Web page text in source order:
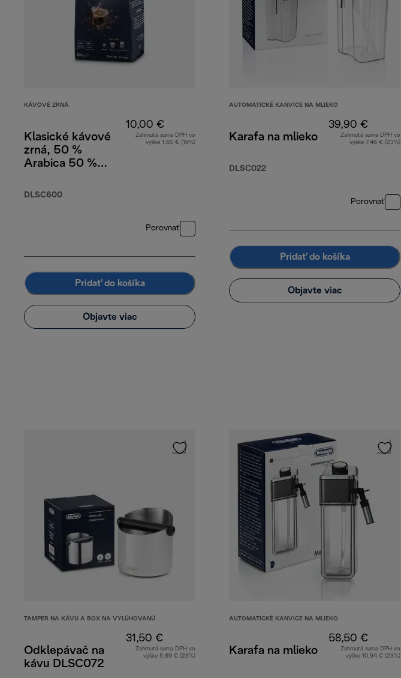
KÁVOVÉ ZRNÁ
Klasické kávové
zrná, 50 %
Arabica 50 %
DLSC600
10,00 €
Zahrnutá suma DPH vo
výške 1,60 € (19%)
Porovnať
Pridať do košíka
Objavte viac
AUTOMATICKÉ KANVICE NA MLIEKO
Karafa na mlieko
DLSC022
39,90 €
Zahrnutá suma DPH vo
výške 7,46 € (23%)
Porovnať
Pridať do košíka
Objavte viac
TAMPER NA KÁVU A BOX NA VYLÚHOVANÚ
Odklepávač na
kávu DLSC072
31,50 €
Zahrnutá suma DPH vo
výške 5,89 € (23%)
AUTOMATICKÉ KANVICE NA MLIEKO
Karafa na mlieko
58,50 €
Zahrnutá suma DPH vo
výške 10,94 € (23%)